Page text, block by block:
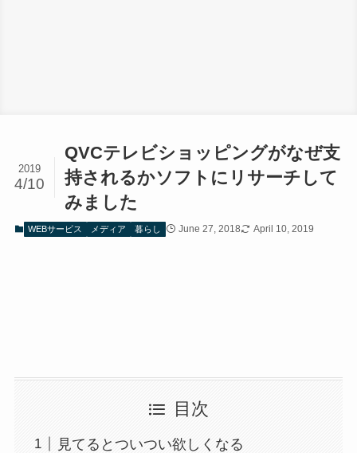
QVCテレビショッピングがなぜ支
持されるかソフトにリサーチして
みました
2019
4/10
WEBサービス メディア 暮らし June 27, 2018 April 10, 2019
目次
見てるとついつい欲しくなる